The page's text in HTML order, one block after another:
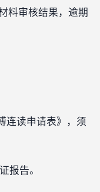
料审核结果，逾期
连读申请表》，须
报告。